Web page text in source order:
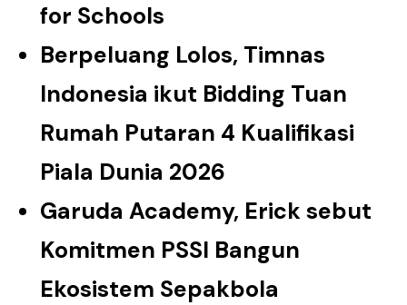
for Schools
Berpeluang Lolos, Timnas
Indonesia ikut Bidding Tuan
Rumah Putaran 4 Kualifikasi
Piala Dunia 2026
Garuda Academy, Erick sebut
Komitmen PSSI Bangun
Ekosistem Sepakbola